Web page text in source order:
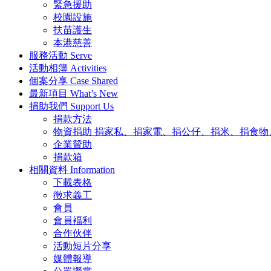
緊急援助
校園設施
扶苗護生
本港慈善
服務活動 Serve
活動相簿 Activities
個案分享 Case Shared
最新項目 What’s New
捐助我們 Support Us
捐款方法
物資捐助 捐家私、捐家電、捐公仔、捐米、捐食物
企業贊助
捐款箱
相關資料 Information
下載表格
徵求義工
會員
會員褔利
合作伙伴
活動短片分享
媒體報導